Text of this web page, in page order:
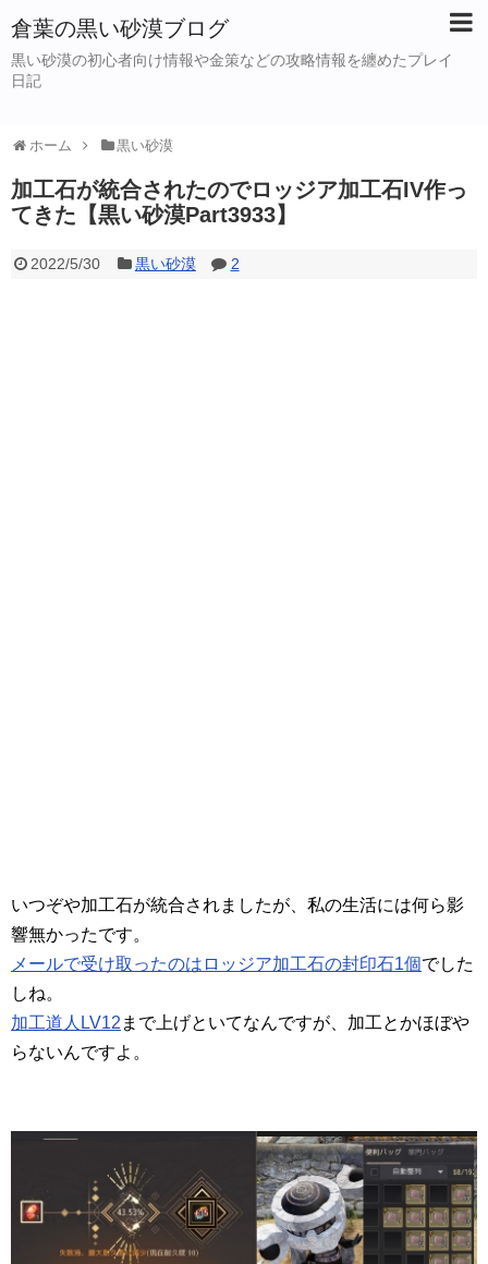
倉葉の黒い砂漠ブログ
黒い砂漠の初心者向け情報や金策などの攻略情報を纏めたプレイ
日記
ホーム 黒い砂漠
加工石が統合されたのでロッジア加工石IV作っ
てきた【黒い砂漠Part3933】
2022/5/30 黒い砂漠 2
いつぞや加工石が統合されましたが、私の生活には何ら影
響無かったです。
メールで受け取ったのはロッジア加工石の封印石1個でした
しね。
加工道人LV12 まで上げといてなんですが、加工とかほぼや
らないんですよ。